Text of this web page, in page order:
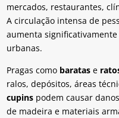
mercados, restaurantes,
A circulação intensa de
aumenta
urbanas.
Pragas como baratas e
ralos, depósitos, áreas
cupins podem causar
de madeira e materiais